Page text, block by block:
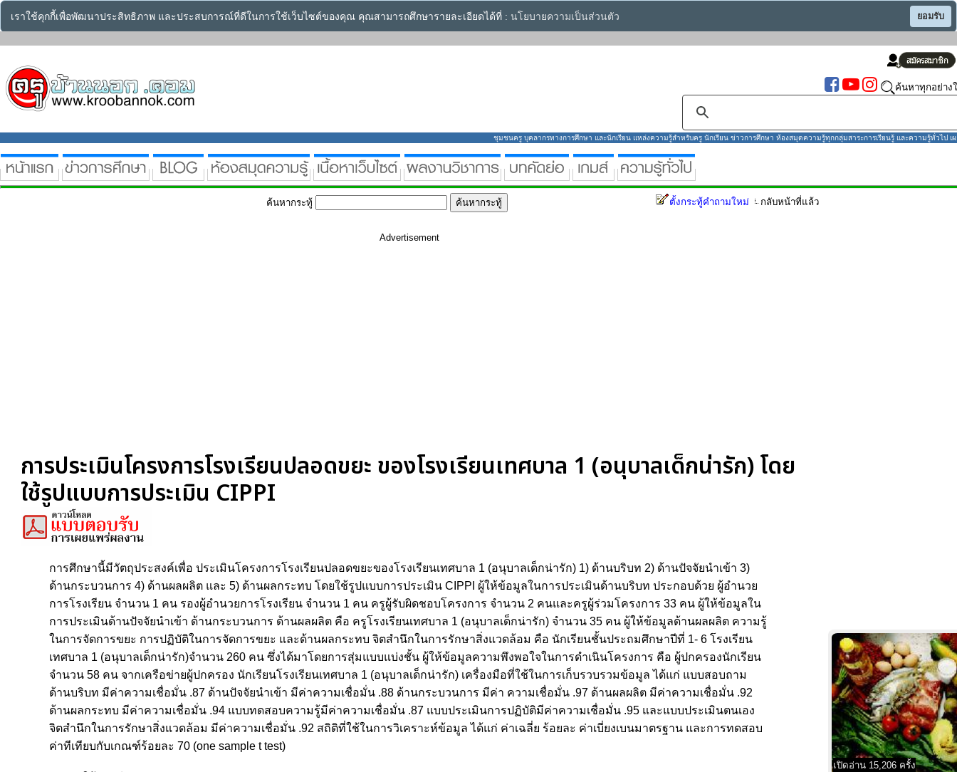
เราใช้คุกกี้เพื่อพัฒนาประสิทธิภาพ และประสบการณ์ที่ดีในการใช้เว็บไซต์ของคุณ คุณสามารถศึกษารายละเอียดได้ที่ : นโยบายความเป็นส่วนตัว ยอมรับ
ค้นหาทุกอย่าง
ชุมชนครู บุคลากรทางการศึกษา และนักเรียน แหล่งความรู้สำหรับครู นักเรียน ข่าวการศึกษา ห้องสมุดความรู้ทุกกลุ่มสาระการเรียนรู้ และความรู้ทั่วไป เ
ค้นหากระทู้ ตั้งกระทู้คำถามใหม่ กลับหน้าที่แล้ว
Advertisement
การประเมินโครงการโรงเรียนปลอดขยะ ของโรงเรียนเทศบาล 1 (อนุบาลเด็กน่ารัก) โดย
ใช้รูปแบบการประเมิน CIPPI
การศึกษานี้มีวัตถุประสงค์เพื่อ ประเมินโครงการโรงเรียนปลอดขยะของโรงเรียนเทศบาล 1 (อนุบาลเด็กน่ารัก) 1) ด้านบริบท 2) ด้านปัจจัยนําเข้า 3)
ด้านกระบวนการ 4) ด้านผลผลิต และ 5) ด้านผลกระทบ โดยใช้รูปแบบการประเมิน CIPPI ผู้ให้ข้อมูลในการประเมินด้านบริบท ประกอบด้วย ผู้อํานวย
การโรงเรียน จํานวน 1 คน รองผู้อํานวยการโรงเรียน จํานวน 1 คน ครูผู้รับผิดชอบโครงการ จํานวน 2 คนและครูผู้ร่วมโครงการ 33 คน ผู้ให้ข้อมูลใน
การประเมินด้านปัจจัยนําเข้า ด้านกระบวนการ ด้านผลผลิต คือ ครูโรงเรียนเทศบาล 1 (อนุบาลเด็กน่ารัก) จํานวน 35 คน ผู้ให้ข้อมูลด้านผลผลิต ความรู้
ในการจัดการขยะ การปฏิบัติในการจัดการขยะ และด้านผลกระทบ จิตสํานึกในการรักษาสิ่งแวดล้อม คือ นักเรียนชั้นประถมศึกษาปีที่ 1- 6 โรงเรียน
เทศบาล 1 (อนุบาลเด็กน่ารัก)จํานวน 260 คน ซึ่งได้มาโดยการสุ่มแบบแบ่งชั้น ผู้ให้ข้อมูลความพึงพอใจในการดําเนินโครงการ คือ ผู้ปกครองนักเรียน
จํานวน 58 คน จากเครือข่ายผู้ปกครอง นักเรียนโรงเรียนเทศบาล 1 (อนุบาลเด็กน่ารัก) เครื่องมือที่ใช้ในการเก็บรวบรวมข้อมูล ได้แก่ แบบสอบถาม
ด้านบริบท มีค่าความเชื่อมั่น .87 ด้านปัจจัยนําเข้า มีค่าความเชื่อมั่น .88 ด้านกระบวนการ มีค่า ความเชื่อมั่น .97 ด้านผลผลิต มีค่าความเชื่อมั่น .92
ด้านผลกระทบ มีค่าความเชื่อมั่น .94 แบบทดสอบความรู้มีค่าความเชื่อมั่น .87 แบบประเมินการปฏิบัติมีค่าความเชื่อมั่น .95 และแบบประเมินตนเอง
จิตสำนึกในการรักษาสิ่งแวดล้อม มีค่าความเชื่อมั่น .92 สถิติที่ใช้ในการวิเคราะห์ข้อมูล ได้แก่ ค่าเฉลี่ย ร้อยละ ค่าเบี่ยงเบนมาตรฐาน และการทดสอบ
ค่าทีเทียบกับเกณฑ์ร้อยละ 70 (one sample t test)
เปิดอ่าน 15,206 ครั้ง